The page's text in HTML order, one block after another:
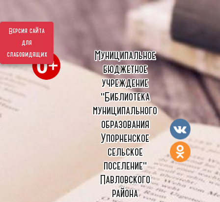
Версия сайта
для
слабовидящих
Муниципальное
бюджетное
учреждение
"Библиотека
муниципального
образования
Упорненское
сельское
поселение"
Павловского
района